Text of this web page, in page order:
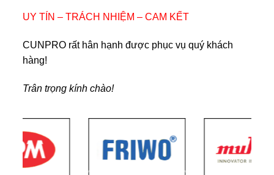
UY TÍN – TRÁCH NHIỆM – CAM KẾT
CUNPRO rất hân hạnh được phục vụ quý khách
hàng!
Trân trọng kính chào!